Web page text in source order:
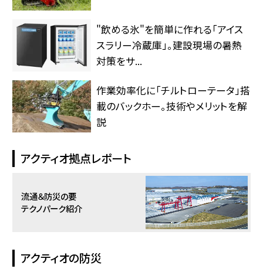
"飲める氷"を簡単に作れる「アイス
スラリー冷蔵庫」。建設現場の暑熱
対策をサ...
作業効率化に「チルトローテータ」搭
載のバックホー。技術やメリットを解
説
アクティオ拠点レポート
流通＆防災の要
テクノパーク紹介
アクティオの防災